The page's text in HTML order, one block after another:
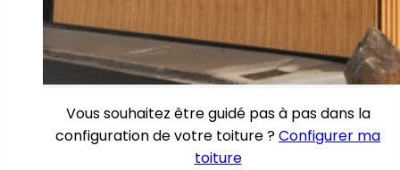
Vous souhaitez être guidé pas à pas dans la
configuration de votre toiture ?Configurer ma
toiture